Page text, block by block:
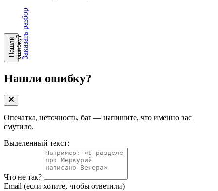
Н
а
ш
л
и
о
ш
и
б
к
у?Заказать разбор
Нашли ошибку?
Опечатка, неточность, баг — напишите, что именно вас
смутило.
Выделенный текст:
Что не так?
Email (если хотите, чтобы ответили)